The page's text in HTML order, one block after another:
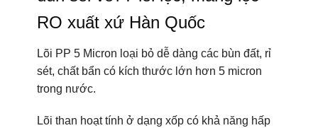
RO xuất xứ Hàn Quốc
Lõi PP 5 Micron loại bỏ dễ dàng các bùn đất, rỉ
sét, chất bẩn có kích thước lớn hơn 5 micron
trong nước.
Lõi than hoạt tính ở dạng xốp có khả năng hấp